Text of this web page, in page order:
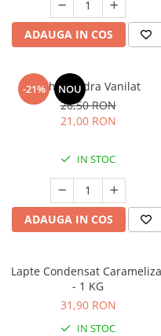
ADAUGA IN COS
-21% NOU
Zahar Pudra Vanilat
26,50 RON
21,00 RON
IN STOC
ADAUGA IN COS
Lapte Condensat
- 1 KG
31,90 RON
IN STOC